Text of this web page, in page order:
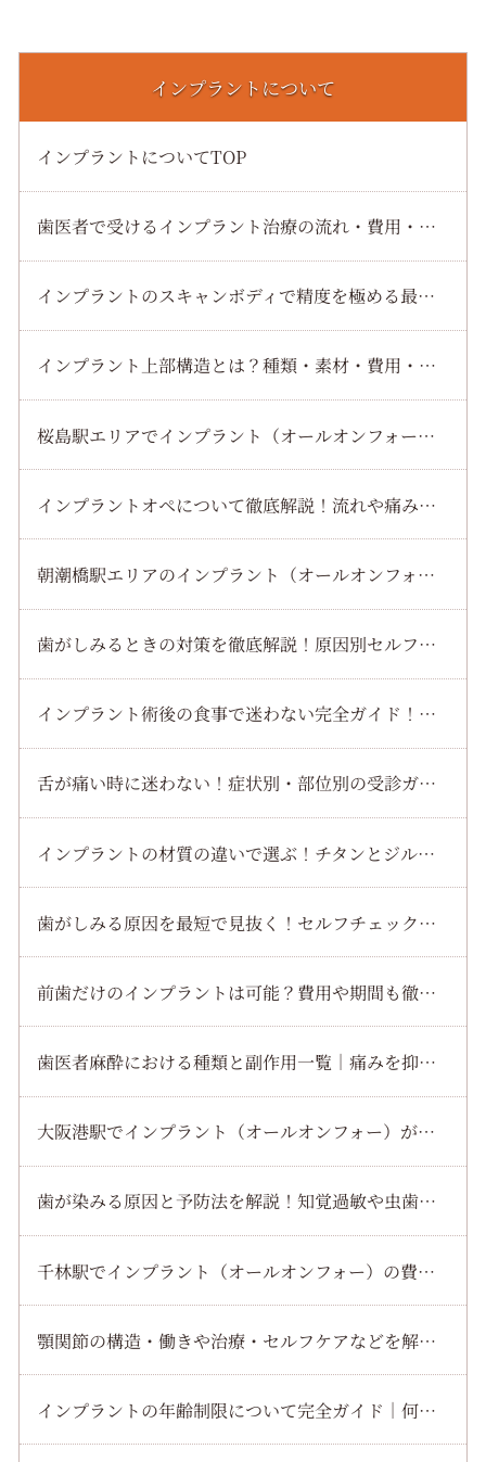
インプラントについて
インプラントについてTOP
歯医者で受けるインプラント治療の流れ・費用・術後ケアまで初心者向けに徹底解説
インプラントのスキャンボディで精度を極める最新ワークフローと選び方
インプラント上部構造とは？種類・素材・費用・交換時期までわかりやすく解説
桜島駅エリアでインプラント（オールオンフォー）治療の魅力を徹底解説
インプラントオペについて徹底解説！流れや痛み・費用まで安心してわかるガイド
朝潮橋駅エリアのインプラント（オールオンフォー）で費用や流れを徹底解説！安心して通院できる秘訣をチェック
歯がしみるときの対策を徹底解説！原因別セルフケアと受診目安を短時間で理解する方法
インプラント術後の食事で迷わない完全ガイド！当日から一週間まで痛みを最小化するコツ
舌が痛い時に迷わない！症状別・部位別の受診ガイドと病院の選び方
インプラントの材質の違いで選ぶ！チタンとジルコニアを徹底比較してあなたに最適な選び方を解説
歯がしみる原因を最短で見抜く！セルフチェックと見逃せないサインを解説
前歯だけのインプラントは可能？費用や期間も徹底解説！失敗を防ぐ選び方のポイント
歯医者麻酔における種類と副作用一覧｜痛みを抑える最新治療と安全な受け方徹底解説
大阪港駅でインプラント（オールオンフォー）が叶える安心治療の全知識と大阪の最新クリニック費用ガイド
歯が染みる原因と予防法を解説！知覚過敏や虫歯・歯周病や酸蝕症の違いと最新ケア
千林駅でインプラント（オールオンフォー）の費用相場と治療の流れを徹底解説
顎関節の構造・働きや治療・セルフケアなどを解説！正常機能・異常兆候・再発予防法
インプラントの年齢制限について完全ガイド｜何歳から何歳まで可能か実例とリスクを解説